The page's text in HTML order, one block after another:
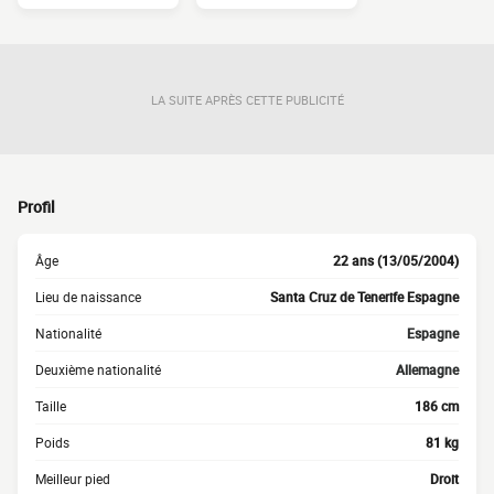
LA SUITE APRÈS CETTE PUBLICITÉ
Profil
Âge 22 ans (13/05/2004)
Lieu de naissance Santa Cruz de Tenerife Espagne
Nationalité Espagne
Deuxième nationalité Allemagne
Taille 186 cm
Poids 81 kg
Meilleur pied Droit